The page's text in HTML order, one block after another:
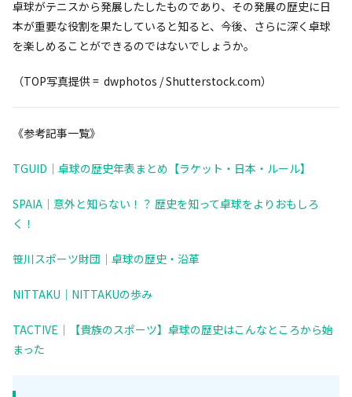
卓球がテニスから発展したしたものであり、その発展の歴史に日
本が重要な役割を果たしていると知ると、今後、さらに深く卓球
を楽しめることができるのではないでしょうか。
（TOP写真提供 = dwphotos / Shutterstock.com）
《参考記事一覧》
TGUID｜卓球の歴史年表まとめ【ラケット・日本・ルール】
SPAIA｜意外と知らない！？ 歴史を知って卓球をよりおもしろ
く！
笹川スポーツ財団｜卓球の歴史・沿革
NITTAKU｜NITTAKUの歩み
TACTIVE｜【貴族のスポーツ】卓球の歴史はこんなところから始
まった